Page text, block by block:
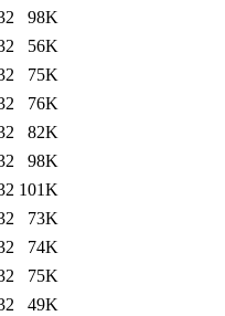
98K
56K
75K
76K
82K
98K
101K
73K
74K
75K
49K